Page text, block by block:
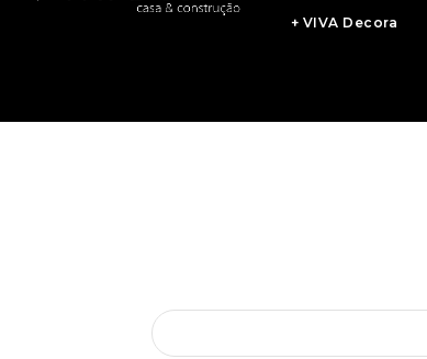
+ VIVA Decora